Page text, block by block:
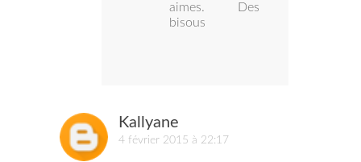
aimes. Des
bisous
Kallyane
4 février 2015 à 22:17